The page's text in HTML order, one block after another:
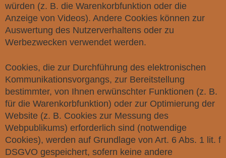
würden (z. B. die Warenkorbfunktion oder die
Anzeige von Videos). Andere Cookies können zur
Auswertung des Nutzerverhaltens oder zu
Werbezwecken verwendet werden.
Cookies, die zur Durchführung des elektronischen
Kommunikationsvorgangs, zur Bereitstellung
bestimmter, von Ihnen erwünschter Funktionen (z. B.
für die Warenkorbfunktion) oder zur Optimierung der
Website (z. B. Cookies zur Messung des
Webpublikums) erforderlich sind (notwendige
Cookies), werden auf Grundlage von Art. 6 Abs. 1 lit. f
DSGVO gespeichert, sofern keine andere